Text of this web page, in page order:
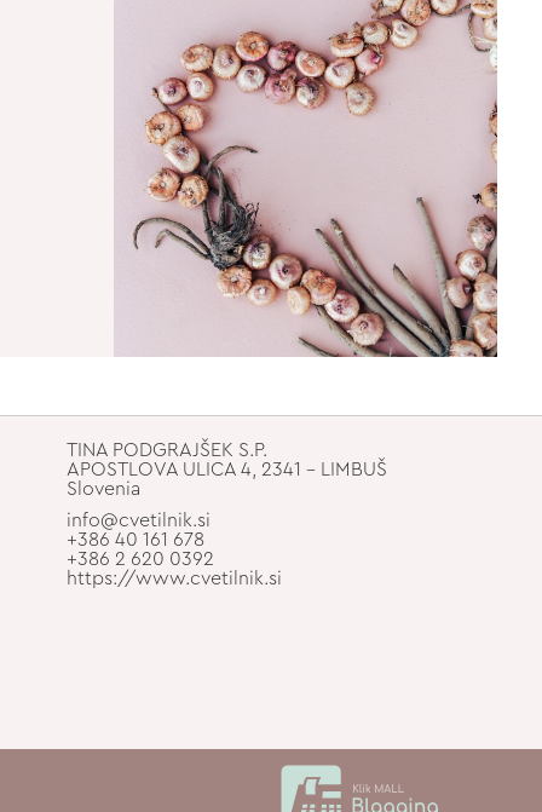
TINA PODGRAJŠEK S.P.
APOSTLOVA ULICA 4, 2341 - LIMBUŠ
Slovenia
info@cvetilnik.si
+386 40 161 678
+386 2 620 0392
https://www.cvetilnik.si